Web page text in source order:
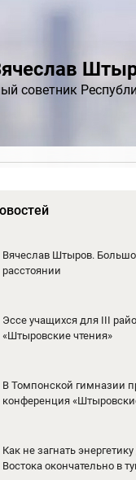
советник
Вячеслав Штыров.
расстоянии
Эссе учащихся для III
«Штыровские чтения»
В Томпонской гимназии
конференция
Как не загнать
Востока окончательно в